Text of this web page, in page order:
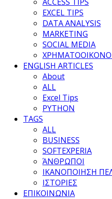
EXCEL TIPS
DATA ANALYSIS
MARKETING
SOCIAL MEDIA
ENGLISH ARTICLES
About
ALL
Excel Tips
PYTHON
TAGS
ALL
BUSINESS
SOFTEXPERIA
ΆΝΘΡΩΠΟΙ
ΙΚΑΝΟΠΟΙΗΣΗ
ΙΣΤΟΡΙΕΣ
ΕΠΙΚΟΙΝΩΝΙΑ